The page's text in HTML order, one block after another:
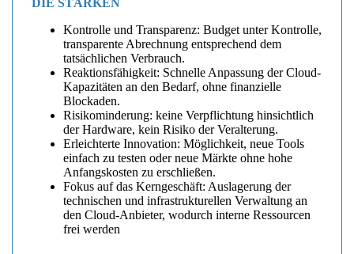
DIE STÄRKEN
Kontrolle und Transparenz: Budget unter Kontrolle,
transparente Abrechnung entsprechend dem
tatsächlichen Verbrauch.
Reaktionsfähigkeit: Schnelle Anpassung der Cloud-
Kapazitäten an den Bedarf, ohne finanzielle
Blockaden.
Risikominderung: keine Verpflichtung hinsichtlich
der Hardware, kein Risiko der Veralterung.
Erleichterte Innovation: Möglichkeit, neue Tools
einfach zu testen oder neue Märkte ohne hohe
Anfangskosten zu erschließen.
Fokus auf das Kerngeschäft: Auslagerung der
technischen und infrastrukturellen Verwaltung an
den Cloud-Anbieter, wodurch interne Ressourcen
frei werden